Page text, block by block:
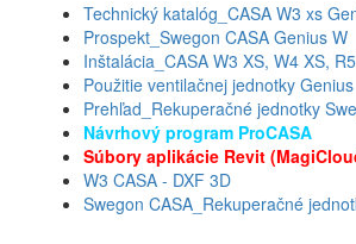
Technický katalóg_CASA W3 xs
Prospekt_Swegon CASA Genius W
Inštalácia_CASA W3 XS, W4 XS,
Použitie ventilačnej jednotky Genius
Prehľad_Rekuperačné jednotky
Návrhový program ProCASA
Súbory aplikácie Revit
W3 CASA - DXF 3D
Swegon CASA_Rekuperačné